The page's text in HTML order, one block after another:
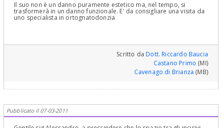
Il suo non è un danno puramente estetico ma, nel tempo, si
trasformerà in un danno funzionale. E' da consigliare una visita da
uno specialista in ortognatodonzia
Scritto daDott. Riccardo Baucia
Castano Primo (MI)
Cavenago di Brianza (MB)
Pubblicato il 07-03-2011